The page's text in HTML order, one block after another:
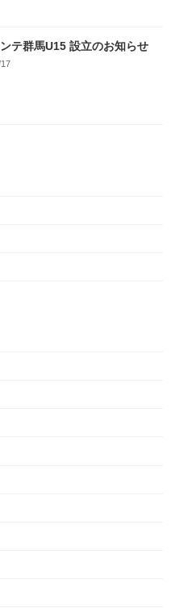
テ群馬U15 設立のお知らせ